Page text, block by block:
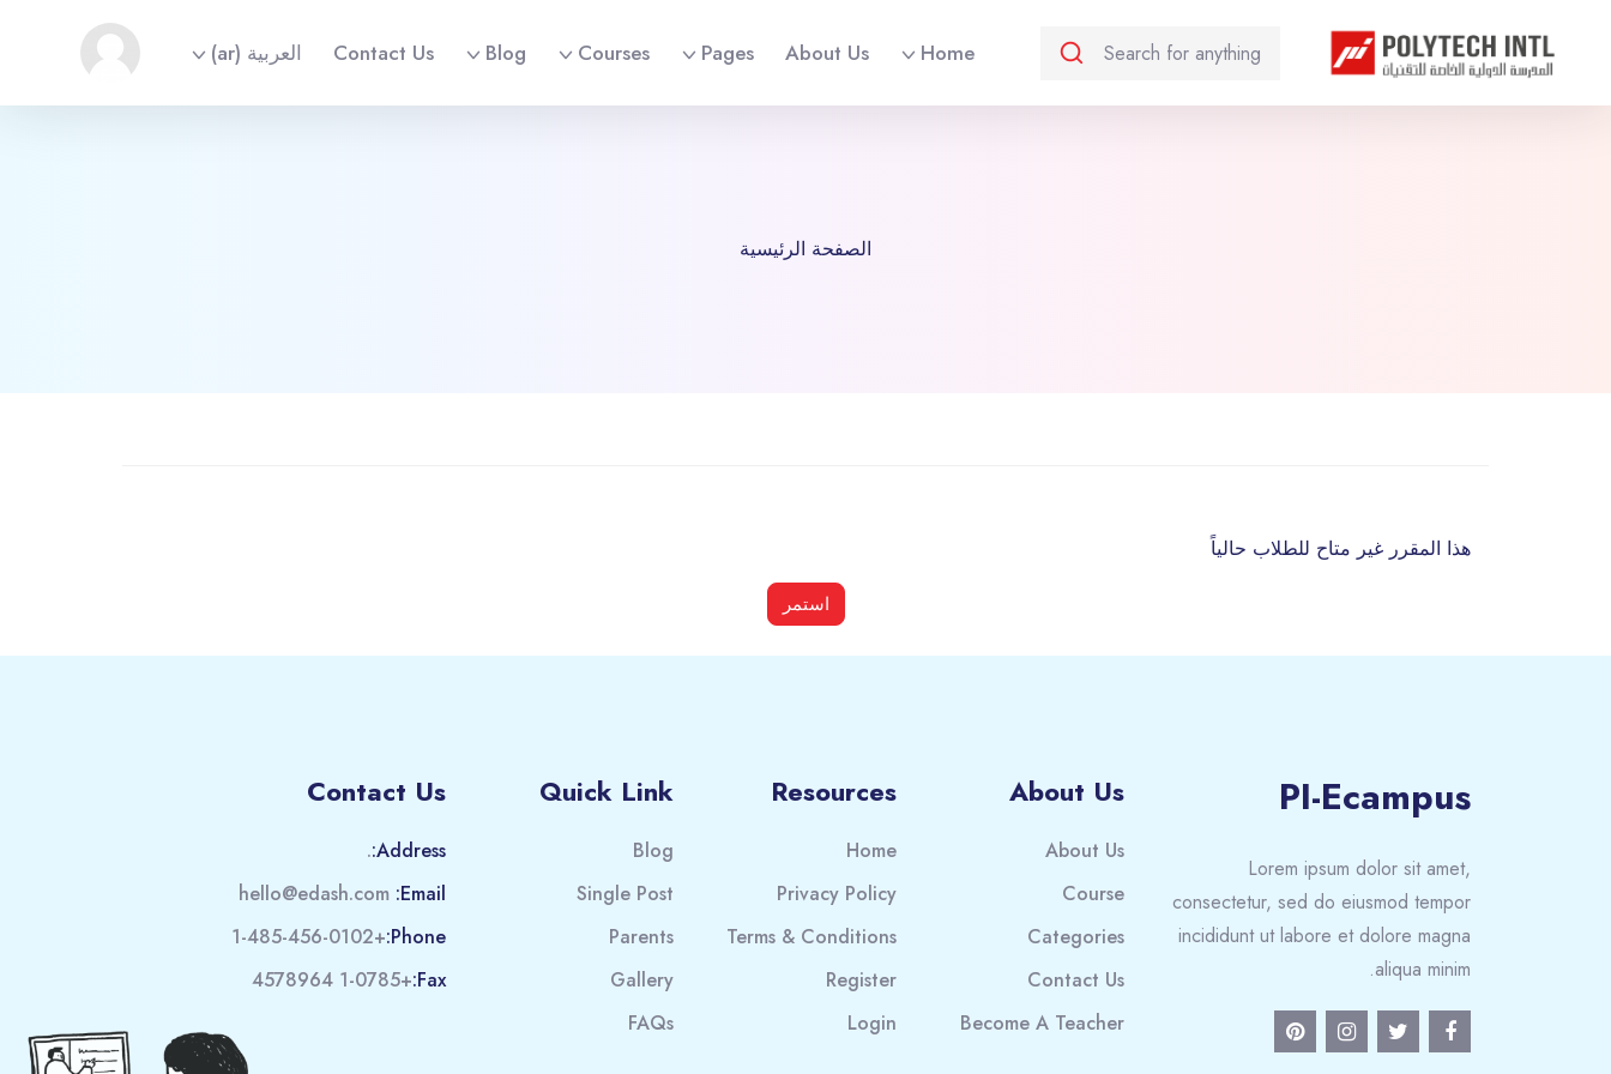
Home
About Us
Pages
Courses
Blog
Contact Us العربية ‎(ar)‎
الصفحة الرئيسية
هذا المقرر غير متاح للطلاب حالياً
استمر
PI-Ecampus
Lorem ipsum dolor sit amet,
consectetur, sed do eiusmod tempor
incididunt ut labore et dolore magna
aliqua minim.
About Us
About Us
Course
Categories
Contact Us
Become A Teacher
Resources
Home
Privacy Policy
Terms & Conditions
Register
Login
Quick Link
Blog
Single Post
Parents
Gallery
FAQs
Contact Us
Address:
.
Email:
hello@edash.com
Phone:
+1-485-456-0102
Fax:
+1-0785 4578964